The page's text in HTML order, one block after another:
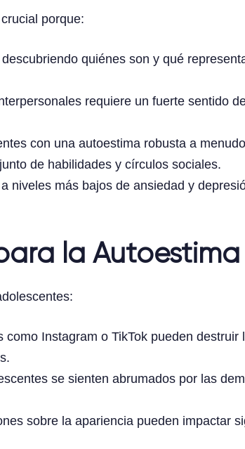
porque:
quiénes son y qué
requiere un fuerte sentido
con una autoestima robusta a
de habilidades y círculos sociales.
niveles más bajos de ansiedad y
la Autoestima
como Instagram o TikTok pueden
se sienten abrumados por las
sobre la apariencia pueden impactar